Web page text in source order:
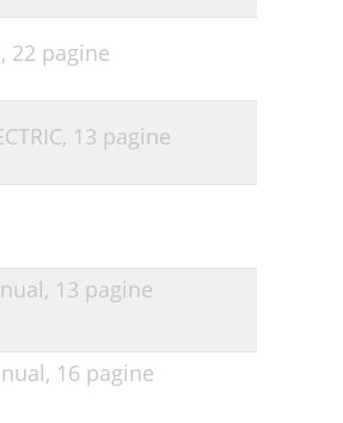
22 pagine
13 pagine
13 pagine
16 pagine